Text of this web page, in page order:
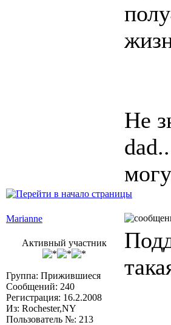
Не
Marianne
Активный участник
Группа: Прижившиеся
Сообщений: 240
Регистрация: 16.2.2008
Из: Rochester,NY
Пользователь №: 213